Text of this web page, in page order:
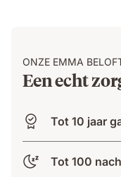
ONZE EMMA
Een echt
Tot 10 jaar
Tot 100